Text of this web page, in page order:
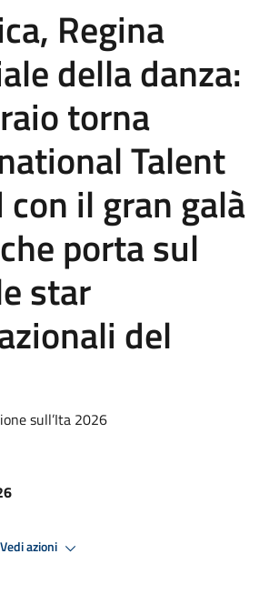
Regina
della danza:
torna
Talent
il gran galà
porta sul
star
del
sull’Ita 2026
Vedi azioni